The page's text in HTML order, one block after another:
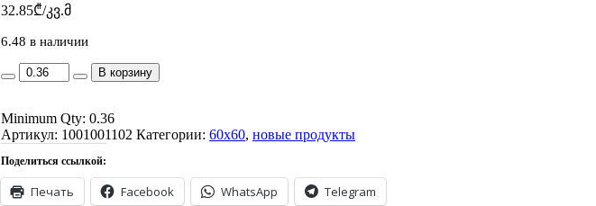
32.85₾/კვ.მ
6.48 в наличии
AMTILE
1102
(GR3)
60X60
P4
quantity
В корзину
Minimum Qty: 0.36
Артикул: 1001001102 Категории: 60x60, новые продукты
Поделиться ссылкой:
Печать Facebook WhatsApp Telegram